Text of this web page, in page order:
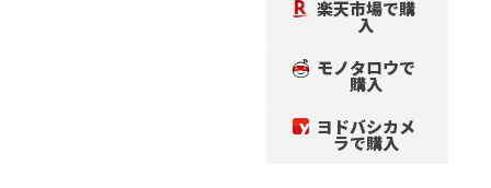
楽天市場で購
入
モノタロウで
購入
ヨドバシカメ
ラで購入